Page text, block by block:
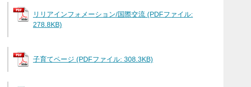
リリアインフォメーション/国際交流 (PDFファイル:
278.8KB)
子育てページ (PDFファイル: 308.3KB)